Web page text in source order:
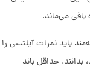
می‌ماند.
باید نمرات آیلتسی را
حداقل باند